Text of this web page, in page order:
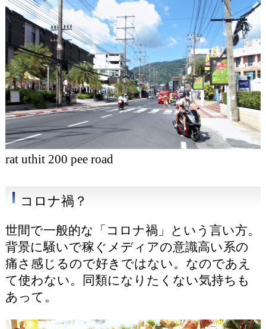
rat uthit 200 pee road
コロナ禍？
世間で一般的な「コロナ禍」という言い方。
背景に騒いで稼ぐメディアの意識高い系の
痛さ感じるので好きではない。なのであえ
て使わない。同類になりたくない気持ちも
あって。